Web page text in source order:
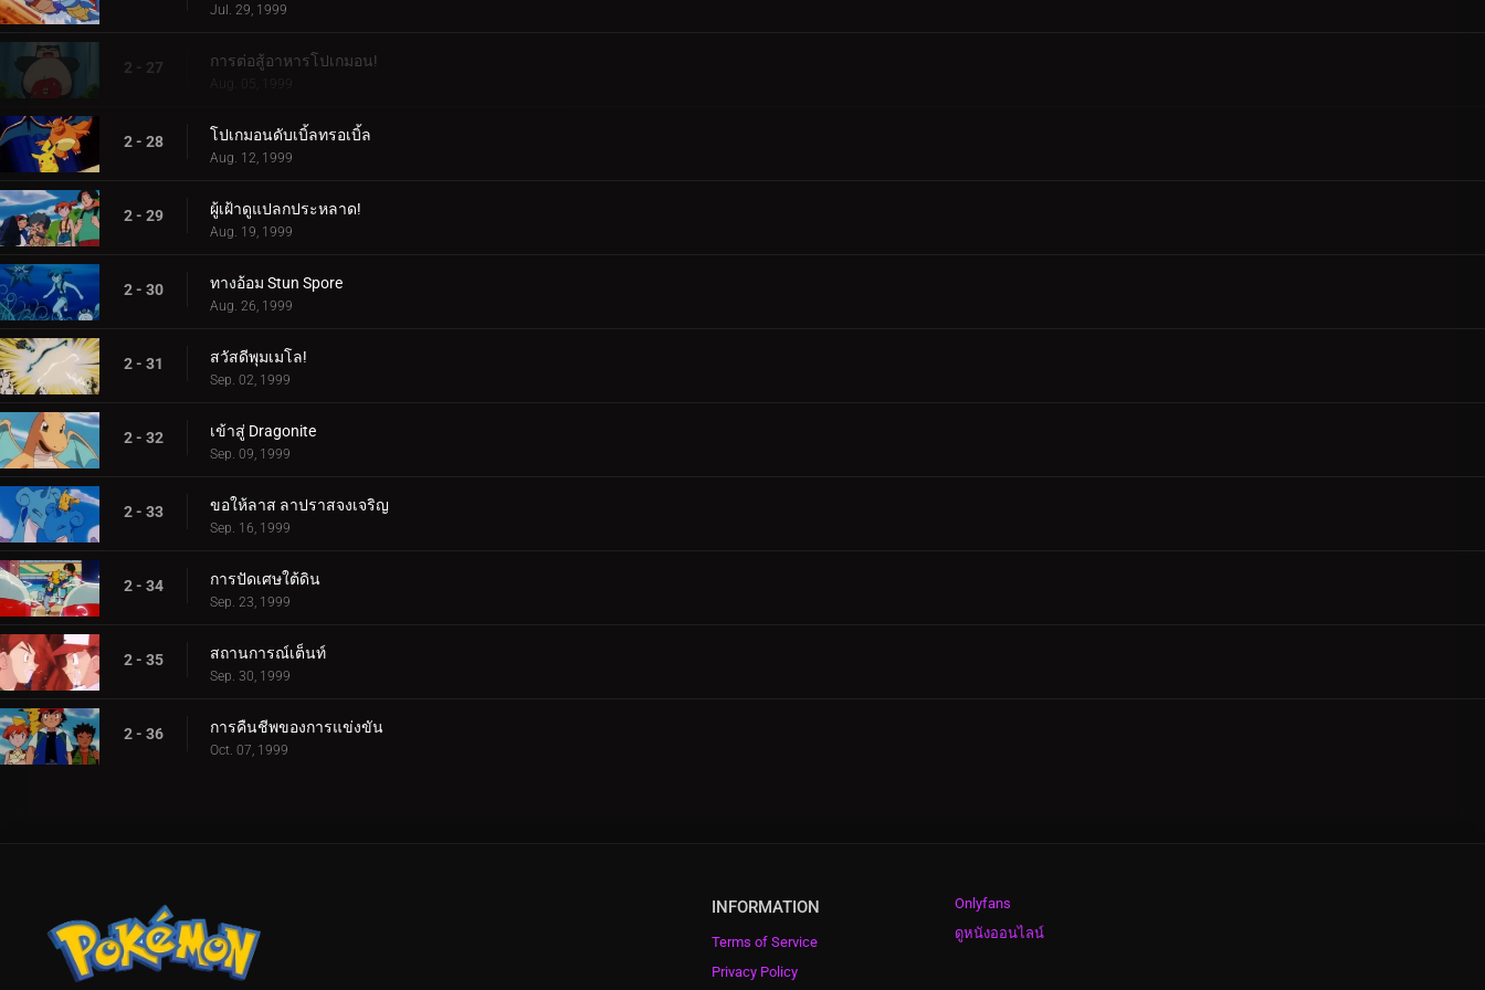
Jul. 29, 1999
2 - 27 การต่อสู้อาหารโปเกมอน!
Aug. 05, 1999
2 - 28 โปเกมอนดับเบิ้ลทรอเบิ้ล
Aug. 12, 1999
2 - 29 ผู้เฝ้าดูแปลกประหลาด!
Aug. 19, 1999
2 - 30 ทางอ้อม Stun Spore
Aug. 26, 1999
2 - 31 สวัสดีพุมเมโล!
Sep. 02, 1999
2 - 32 เข้าสู่ Dragonite
Sep. 09, 1999
2 - 33 ขอให้ลาส ลาปราสจงเจริญ
Sep. 16, 1999
2 - 34 การปัดเศษใต้ดิน
Sep. 23, 1999
2 - 35 สถานการณ์เต็นท์
Sep. 30, 1999
2 - 36 การคืนชีพของการแข่งขัน
Oct. 07, 1999
INFORMATION
Terms of Service
Privacy Policy
Onlyfans
ดูหนังออนไลน์